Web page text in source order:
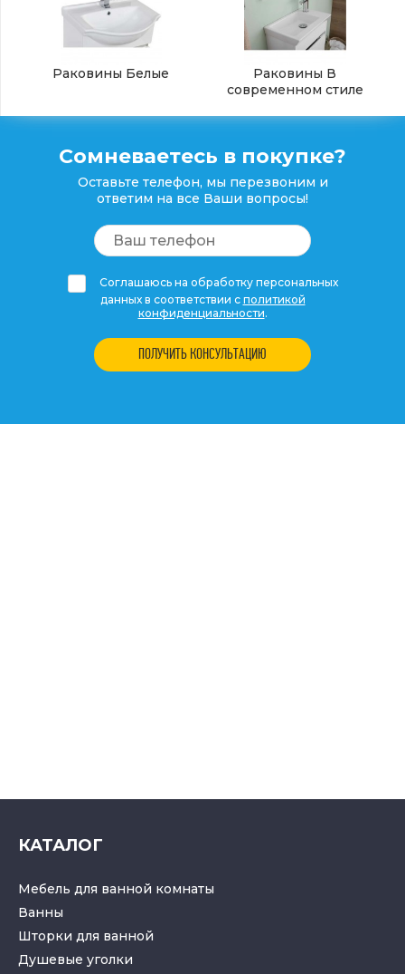
Раковины Белые
Раковины В
современном стиле
Сомневаетесь в покупке?
Оставьте телефон, мы перезвоним и
ответим на все Ваши вопросы!
Соглашаюсь на обработку персональных
данных в соответствии с политикой
конфиденциальности.
ПОЛУЧИТЬ КОНСУЛЬТАЦИЮ
КАТАЛОГ
Мебель для ванной комнаты
Ванны
Шторки для ванной
Душевые уголки